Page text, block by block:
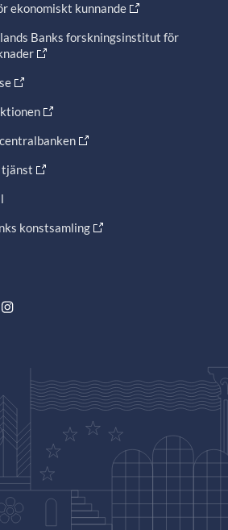
ekonomiskt kunnande
Banks forskningsinstitut för
tjänst
konstsamling